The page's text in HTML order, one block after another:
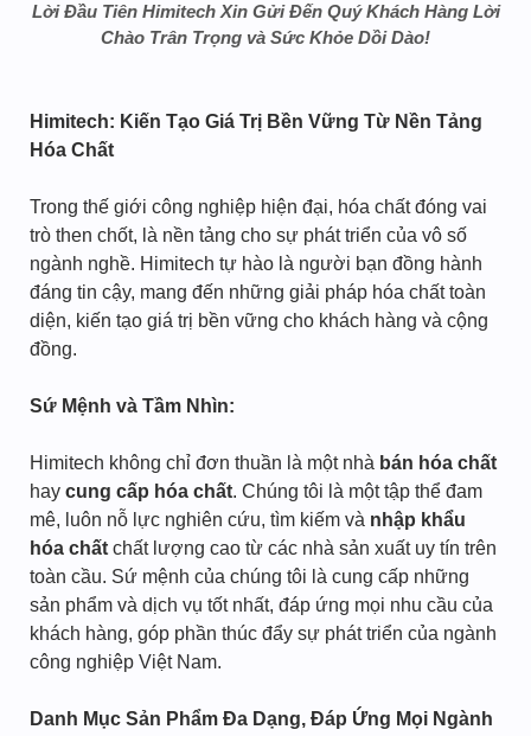
Lời Đầu Tiên Himitech Xin Gửi Đến Quý Khách Hàng Lời
Chào Trân Trọng và Sức Khỏe Dồi Dào!
Himitech: Kiến Tạo Giá Trị Bền Vững Từ Nền Tảng
Hóa Chất
Trong thế giới công nghiệp hiện đại, hóa chất đóng vai
trò then chốt, là nền tảng cho sự phát triển của vô số
ngành nghề. Himitech tự hào là người bạn đồng hành
đáng tin cậy, mang đến những giải pháp hóa chất toàn
diện, kiến tạo giá trị bền vững cho khách hàng và cộng
đồng.
Sứ Mệnh và Tầm Nhìn:
Himitech không chỉ đơn thuần là một nhà bán hóa chất
hay cung cấp hóa chất. Chúng tôi là một tập thể đam
mê, luôn nỗ lực nghiên cứu, tìm kiếm và nhập khẩu
hóa chất chất lượng cao từ các nhà sản xuất uy tín trên
toàn cầu. Sứ mệnh của chúng tôi là cung cấp những
sản phẩm và dịch vụ tốt nhất, đáp ứng mọi nhu cầu của
khách hàng, góp phần thúc đẩy sự phát triển của ngành
công nghiệp Việt Nam.
Danh Mục Sản Phẩm Đa Dạng, Đáp Ứng Mọi Ngành